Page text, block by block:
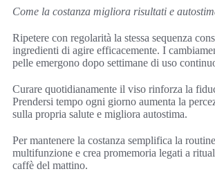
Come la costanza migliora risultati e
Ripetere con regolarità la stessa sequenza
ingredienti di agire efficacemente. I
pelle emergono dopo settimane di uso
Curare quotidianamente il viso rinforza la
Prendersi tempo ogni giorno aumenta la
sulla propria salute e migliora autostima.
Per mantenere la costanza semplifica la
multifunzione e crea promemoria legati a
caffè del mattino.